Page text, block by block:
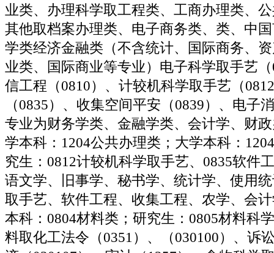
业类、办理科学取工程类、工商办理类、
其他取档案办理类、电子商务类、类、中
学类经济金融类（不含统计、国际商务、
业类、国际商业等专业）电子科学取手艺
信工程（0810）、计较机科学取手艺（
（0835）、收集空间平安（0839）、电子
专业为财务学类、金融学类、会计学、财
学本科：1204公共办理类；大学本科：
究生：0812计较机科学取手艺、0835软件
语文学、旧事学、秘书学、统计学、使用
取手艺、软件工程、收集工程、农学、会
本科：0804材料类；研究生：0805材料科
料取化工法令（0351）、（030100）、诉